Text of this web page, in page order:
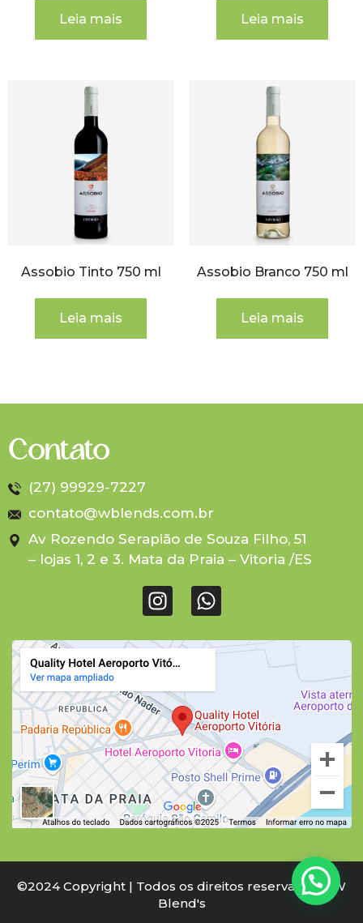
Leia mais Leia mais
Assobio Tinto 750 ml
Leia mais
Assobio Branco 750 ml
Leia mais
Contato
(27) 99929-7227
contato@wblends.com.br
Av Rozendo Serapião de Souza Filho, 51
– lojas 1, 2 e 3. Mata da Praia – Vitoria /ES
©2024 Copyright | Todos os direitos reservados à W
Blend's